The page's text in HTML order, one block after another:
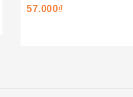
57.000₫